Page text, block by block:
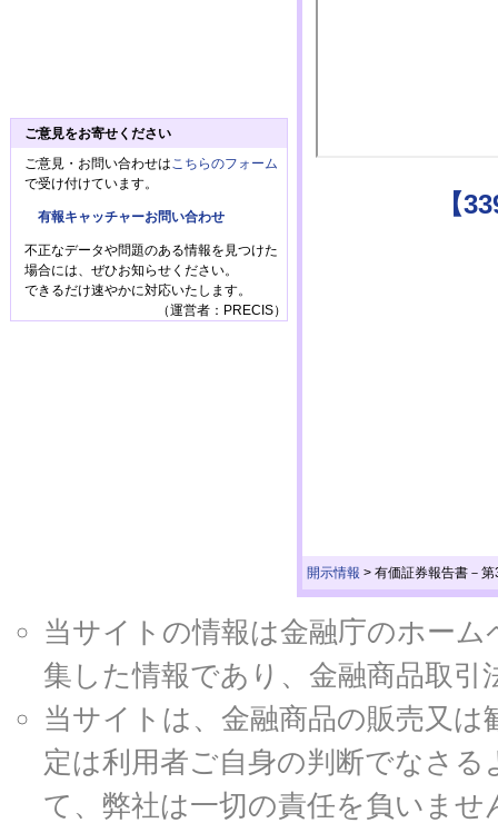
【
開示情報 > 有価証券報告書－
ご意見をお寄せください
ご意見・お問い合わせは こちらのフォーム
で受け付けています。
有報キャッチャーお問い合わせ
不正なデータや問題のある情報を見つけた
場合には、ぜひお知らせください。
できるだけ速やかに対応いたします。
（運営者：PRECIS）
当サイトの情報は金融庁のホー
集した情報であり、金融商品取
当サイトは、金融商品の販売又
定は利用者ご自身の判断でなさ
て、弊社は一切の責任を負いませ